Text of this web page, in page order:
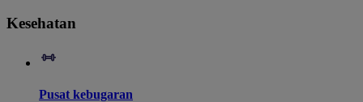
Kesehatan
Pusat kebugaran